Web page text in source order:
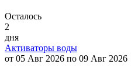
Осталось
2
дня
Активаторы воды
от 05 Авг 2026 по 09 Авг 2026